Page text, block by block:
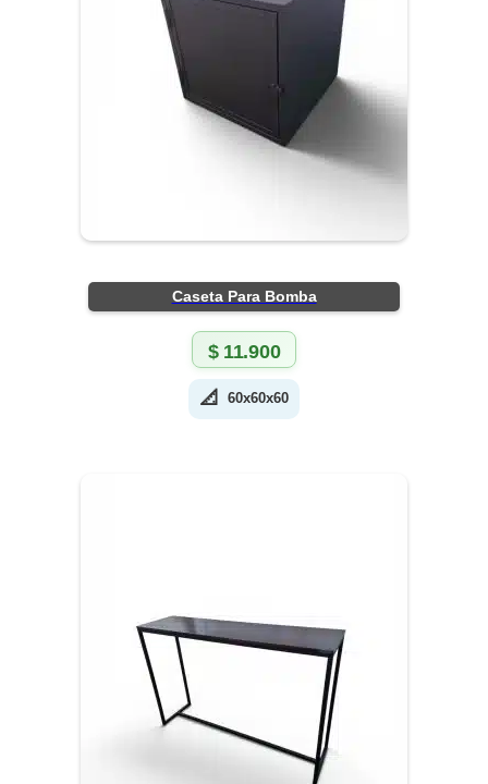
Caseta Para Bomba
$11.900
📐 60x60x60